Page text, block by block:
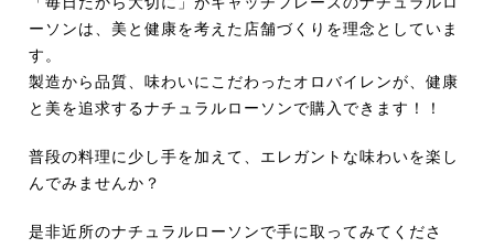
ーソンは、美と健康を考えた店舗づくりを理念としていま
す。
製造から品質、味わいにこだわったオロバイレンが、健康
と美を追求するナチュラルローソンで購入できます！！
普段の料理に少し手を加えて、エレガントな味わいを楽し
んでみませんか？
是非近所のナチュラルローソンで手に取ってみてくださ